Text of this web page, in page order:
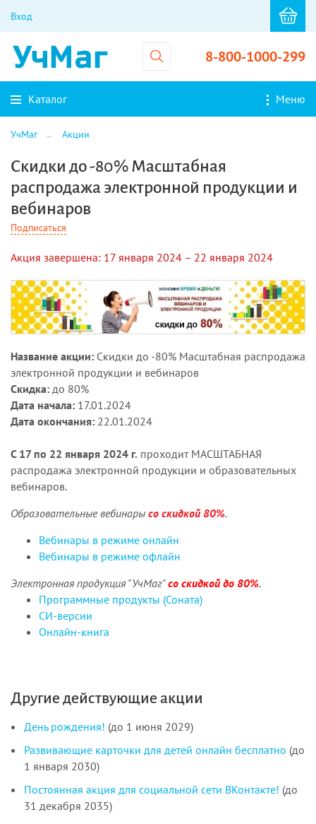
Вход
8-800-1000-299
Каталог Меню
УчМаг Акции
Скидки до -80% Масштабная
распродажа электронной продукции и
вебинаров
Подписаться
Акция завершена: 17 января 2024 – 22 января 2024
Название акции: Скидки до -80% Масштабная распродажа
электронной продукции и вебинаров
Скидка: до 80%
Дата начала: 17.01.2024
Дата окончания: 22.01.2024
С 17 по 22 января 2024 г. проходит МАСШТАБНАЯ
распродажа электронной продукции и образовательных
вебинаров.
Образовательные вебинары со скидкой 80%.
Вебинары в режиме онлайн
Вебинары в режиме офлайн
Электронная продукция "УчМаг"со скидкой до 80%.
Программные продукты (Соната)
СИ-версии
Онлайн-книга
Другие действующие акции
День рождения! (до 1 июня 2029)
Развивающие карточки для детей онлайн бесплатно (до
1 января 2030)
Постоянная акция для социальной сети ВКонтакте! (до
31 декабря 2035)